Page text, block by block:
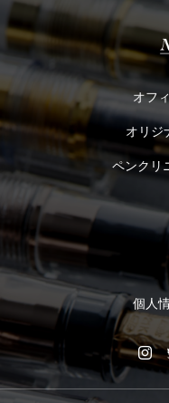
オフ
オリジ
ペンクリ
個人